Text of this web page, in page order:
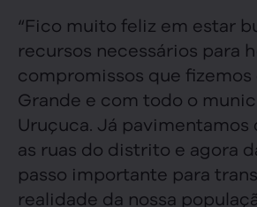
“Fico muito feliz em estar
recursos necessários para
compromissos que fizemos
Grande e com todo o
Uruçuca. Já pavimentamos
as ruas do distrito e agora
passo importante para
realidade da nossa